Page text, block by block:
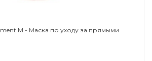
M - Маска по уходу за прямыми